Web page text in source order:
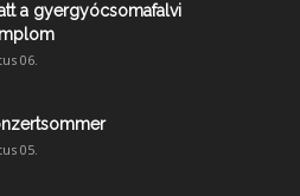
a gyergyócsomafalvi
06.
05.